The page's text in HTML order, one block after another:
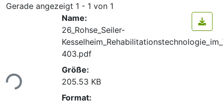
Gerade angezeigt 1 - 1 von 1
Lade...
Name:
26_Rohse_Seiler-
403.pdf
Größe:
205.53 KB
Format: